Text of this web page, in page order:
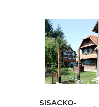
SISACKO-